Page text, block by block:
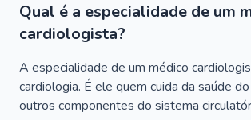
Qual é a especialidade de um
cardiologista?
A especialidade de um médico
cardiologia. É ele quem cuida da saúde
outros componentes do sistema